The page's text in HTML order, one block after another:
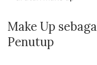
Make Up
Penutup